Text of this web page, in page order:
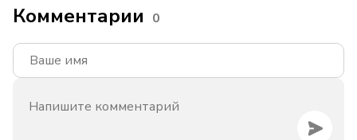
Комментарии 0